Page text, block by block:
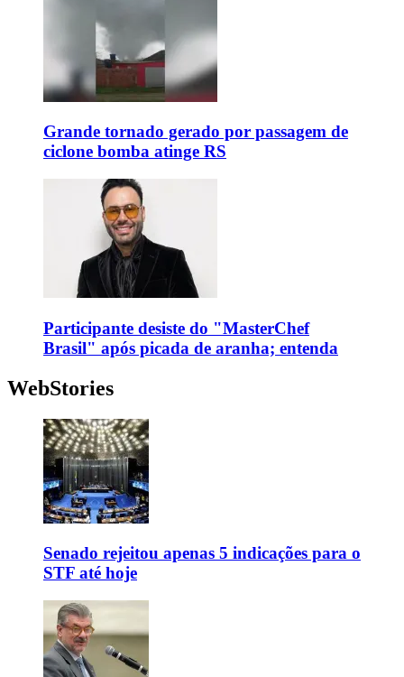
Grande tornado gerado por passagem de
ciclone bomba atinge RS
Participante desiste do "MasterChef
Brasil" após picada de aranha; entenda
WebStories
Senado rejeitou apenas 5 indicações para o
STF até hoje